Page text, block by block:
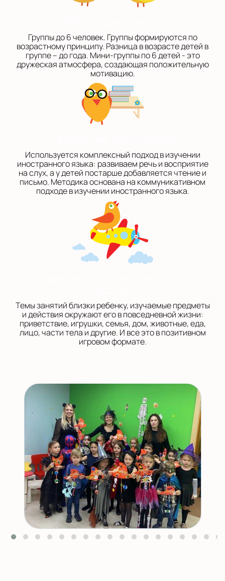
Группы до 6 человек. Группы формируются по
возрастному принципу. Разница в возрасте детей в
группе – до года. Мини-группы по 6 детей - это
дружеская атмосфера, создающая положительную
мотивацию.
Используется комплексный подход в изучении
иностранного языка: развиваем речь и восприятие
на слух, а у детей постарше добавляется чтение и
письмо. Методика основана на коммуникативном
подходе в изучении иностранного языка.
Темы занятий близки ребенку, изучаемые предметы
и действия окружают его в повседневной жизни:
приветствие, игрушки, семья, дом, животные, еда,
лицо, части тела и другие. И все это в позитивном
игровом формате.